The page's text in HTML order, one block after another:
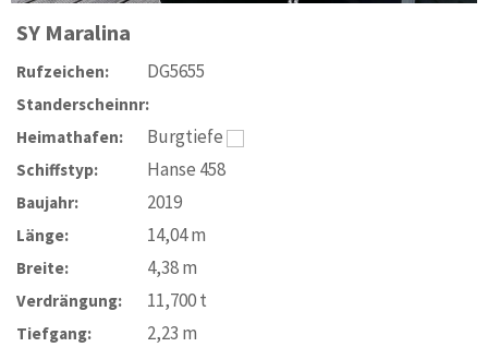
SY Maralina
Rufzeichen: DG5655
Standerscheinnr:
Heimathafen:
Burgtiefe
Schiffstyp: Hanse 458
Baujahr: 2019
Länge: 14,04m
Breite: 4,38m
Verdrängung: 11,700t
Tiefgang: 2,23 m